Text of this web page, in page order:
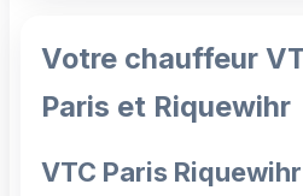
Votre chauffeur
Paris et Riquewihr
VTC Paris